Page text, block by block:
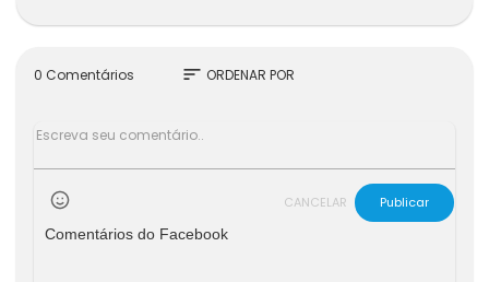
0 Comentários sort ORDENAR POR
CANCELAR
Publicar
Comentários do Facebook